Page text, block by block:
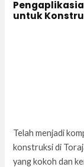
untuk
Telah menjadi
konstruksi di
yang kokoh dan